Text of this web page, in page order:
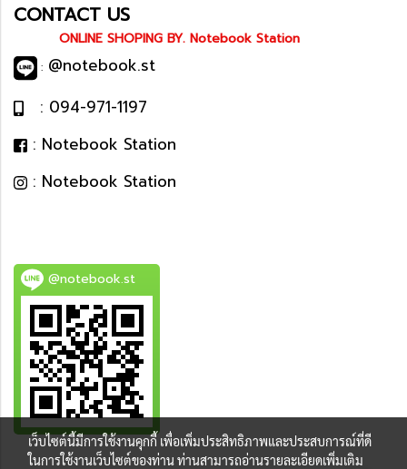
CONTACT US
ONLINE SHOPING BY. Notebook Station
: @notebook.st
: 094-971-1197
: Notebook Station
: Notebook Station
@notebook.st
BEST DEAL
เว็บไซต์นี้มีการใช้งานคุกกี้ เพื่อเพิ่มประสิทธิภาพและประสบการณ์ที่ดี
ในการใช้งานเว็บไซต์ของท่าน ท่านสามารถอ่านรายละเอียดเพิ่มเติม